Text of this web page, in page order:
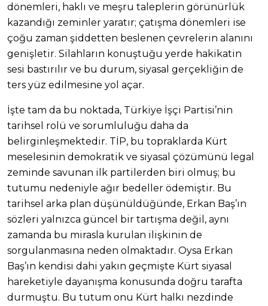
dönemleri, haklı ve meşru taleplerin görünürlük
kazandığı zeminler yaratır; çatışma dönemleri ise
çoğu zaman şiddetten beslenen çevrelerin alanını
genişletir. Silahların konuştuğu yerde hakikatin
sesi bastırılır ve bu durum, siyasal gerçekliğin de
ters yüz edilmesine yol açar.
İşte tam da bu noktada, Türkiye İşçi Partisi’nin
tarihsel rolü ve sorumluluğu daha da
belirginleşmektedir. TİP, bu topraklarda Kürt
meselesinin demokratik ve siyasal çözümünü legal
zeminde savunan ilk partilerden biri olmuş; bu
tutumu nedeniyle ağır bedeller ödemiştir. Bu
tarihsel arka plan düşünüldüğünde, Erkan Baş’ın
sözleri yalnızca güncel bir tartışma değil, aynı
zamanda bu mirasla kurulan ilişkinin de
sorgulanmasına neden olmaktadır. Oysa Erkan
Baş’ın kendisi dahi yakın geçmişte Kürt siyasal
hareketiyle dayanışma konusunda doğru tarafta
durmuştu. Bu tutum onu Kürt halkı nezdinde